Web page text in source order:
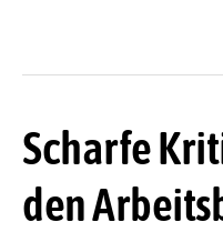
Scharfe
den